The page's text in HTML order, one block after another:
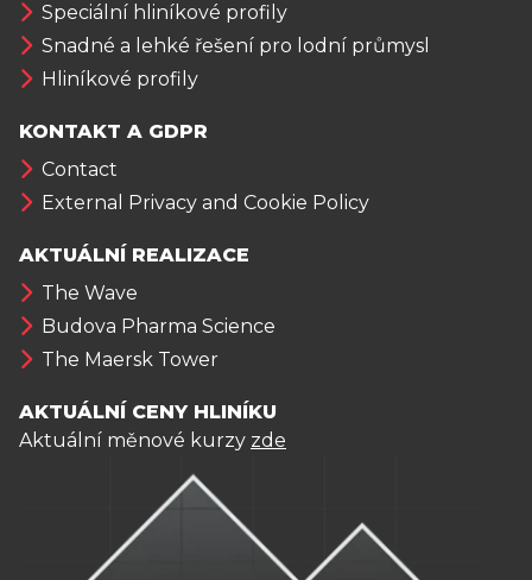
Speciální hliníkové profily
Snadné a lehké řešení pro lodní průmysl
Hliníkové profily
KONTAKT A GDPR
Contact
External Privacy and Cookie Policy
AKTUÁLNÍ REALIZACE
The Wave
Budova Pharma Science
The Maersk Tower
AKTUÁLNÍ CENY HLINÍKU
Aktuální měnové kurzy zde